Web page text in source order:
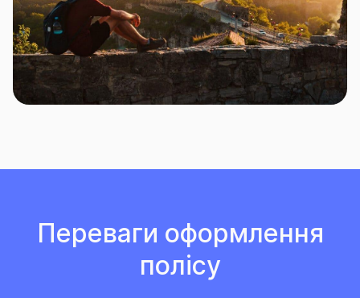
Переваги оформлення
полісу